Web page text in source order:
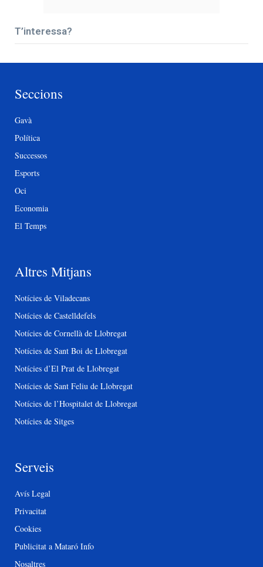
T’interessa?
Seccions
Gavà
Política
Successos
Esports
Oci
Economia
El Temps
Altres Mitjans
Notícies de Viladecans
Notícies de Castelldefels
Notícies de Cornellà de Llobregat
Notícies de Sant Boi de Llobregat
Notícies d’El Prat de Llobregat
Notícies de Sant Feliu de Llobregat
Notícies de l’Hospitalet de Llobregat
Notícies de Sitges
Serveis
Avís Legal
Privacitat
Cookies
Publicitat a Mataró Info
Nosaltres